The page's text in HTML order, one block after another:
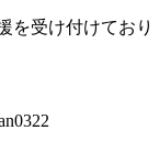
を受け付けており